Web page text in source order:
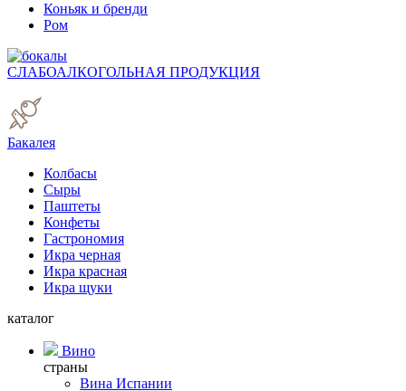
Коньяк и бренди
Ром
СЛАБОАЛКОГОЛЬНАЯ ПРОДУКЦИЯ
Бакалея
Колбасы
Сыры
Паштеты
Конфеты
Гастрономия
Икра черная
Икра красная
Икра щуки
каталог
Вино
страны
Вина Испании